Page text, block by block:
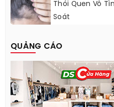
Thói Quen Vô
Soát
QUẢNG CÁO